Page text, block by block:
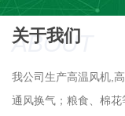
ABOUT
关于我们
我公司生产高温风机,
通风换气；粮食、棉